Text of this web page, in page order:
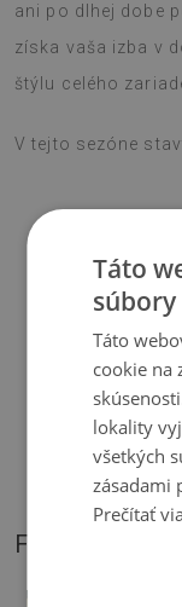
ani po dlhej dobe
získa vaša izba v
štýlu celého
V tejto sezóne
Hrúbka:1,6 mm.
Odtiene
Podložka je
položení na
FOTOGRAFIE
Táto
Táto
cookie na
lokality
všetkých
zásadami
Prečítať